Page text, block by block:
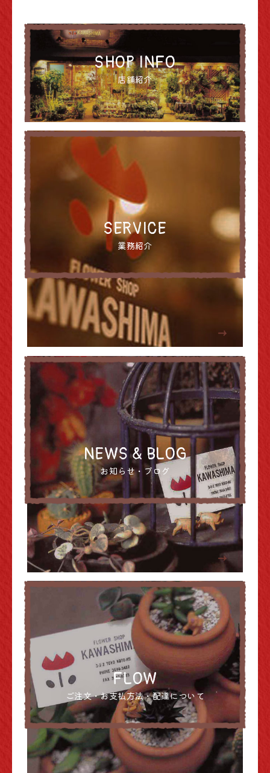
SHOP INFO
店舗紹介
SERVICE
業務紹介
NEWS & BLOG
お知らせ・ブログ
FLOW
ご注文・お支払方法・配達について